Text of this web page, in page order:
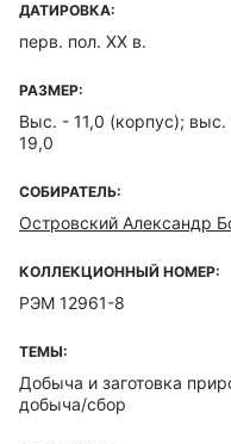
ДАТИРОВКА:
перв. пол. XX в.
РАЗМЕР:
Выс. - 11,0 (корпус);
19,0
СОБИРАТЕЛЬ:
Островский Александр
КОЛЛЕКЦИОННЫЙ НОМЕР:
РЭМ 12961-8
ТЕМЫ:
Добыча и заготовка
добыча/сбор